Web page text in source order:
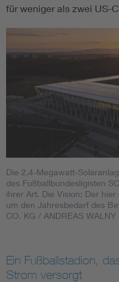
für weniger als zwei US-
Die 2,4-Megawatt-
des Fußballbundesligisten
ihrer Art. Die Vision: Der
um den Jahresbedarf des
CO. KG / ANDREAS WALNY
Ein Fußballstadion,
Strom versorgt